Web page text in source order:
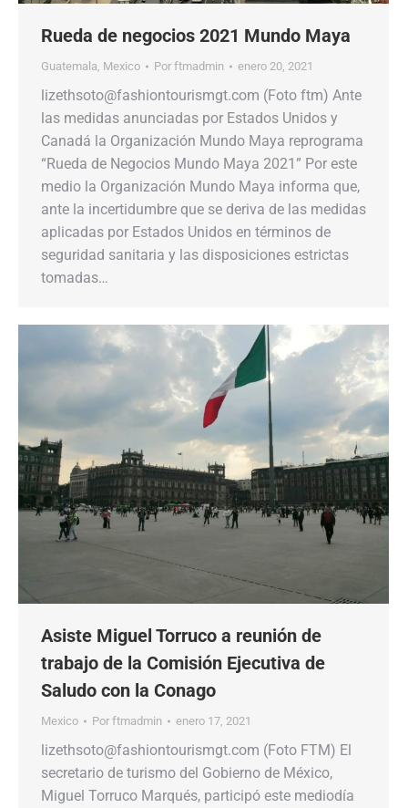
Rueda de negocios 2021 Mundo Maya
Guatemala Mexico Por ftmadmin enero 20, 2021
lizethsoto@fashiontourismgt.com (Foto ftm) Ante
las medidas anunciadas por Estados Unidos y
Canadá la Organización Mundo Maya reprograma
“Rueda de Negocios Mundo Maya 2021” Por este
medio la Organización Mundo Maya informa que,
ante la incertidumbre que se deriva de las medidas
aplicadas por Estados Unidos en términos de
seguridad sanitaria y las disposiciones estrictas
tomadas…
Asiste Miguel Torruco a reunión de
trabajo de la Comisión Ejecutiva de
Saludo con la Conago
Mexico Por ftmadmin enero 17, 2021
lizethsoto@fashiontourismgt.com (Foto FTM) El
secretario de turismo del Gobierno de México,
Miguel Torruco Marqués, participó este mediodía